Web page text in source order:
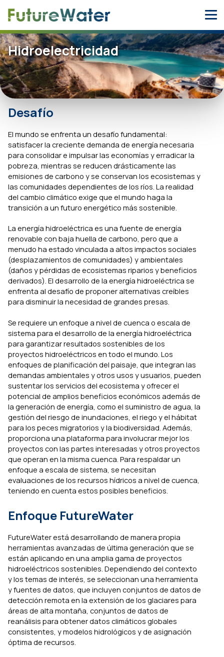
Hidroelectricidad
Desafío
El mundo se enfrenta un desafío fundamental:
satisfacer la creciente demanda de energía necesaria
para consolidar e impulsar las economías y erradicar la
pobreza, mientras se reducen drásticamente las
emisiones de carbono y se conservan los ecosistemas y
las comunidades dependientes de los ríos. La realidad
del cambio climático exige que el mundo haga la
transición a un futuro energético más sostenible.
La energía hidroeléctrica es una fuente de energía
renovable con baja huella de carbono, pero que a
menudo ha estado vinculada a altos impactos sociales
(desplazamientos de comunidades) y ambientales
(daños y pérdidas de ecosistemas riparios y beneficios
derivados). El desarrollo de la energía hidroeléctrica se
enfrenta al desafío de proponer alternativas creíbles
para disminuir la necesidad de grandes presas.
Se requiere un enfoque a nivel de cuenca o escala de
sistema para el desarrollo de la energía hidroeléctrica
para garantizar resultados sostenibles de los
proyectos hidroeléctricos en todo el mundo. Los
enfoques de planificación del paisaje, que integran las
demandas ambientales y otros usos y usuarios, pueden
sustentar los servicios del ecosistema y ofrecer el
potencial de amplios beneficios económicos además de
la generación de energía, como el suministro de agua, la
gestión del riesgo de inundaciones, el riego y el hábitat
para los peces migratorios y la biodiversidad. Además,
proporciona una plataforma para involucrar mejor los
proyectos con las partes interesadas y otros proyectos
que operan en la misma cuenca. Para respaldar un
enfoque a escala de sistema, se necesitan
evaluaciones de los recursos hídricos a nivel de cuenca,
teniendo en cuenta estos posibles beneficios.
Enfoque FutureWater
FutureWater está desarrollando de manera propia
herramientas avanzadas de última generación que se
están aplicando en una amplia gama de proyectos
hidroeléctricos sostenibles. Dependiendo del contexto
y los temas de interés, se seleccionan una herramienta
y fuentes de datos, que incluyen conjuntos de datos de
detección remota en la extensión de los glaciares para
áreas de alta montaña, conjuntos de datos de
reanálisis para obtener datos climáticos globales
consistentes, y modelos hidrológicos y de asignación
óptima de recursos.